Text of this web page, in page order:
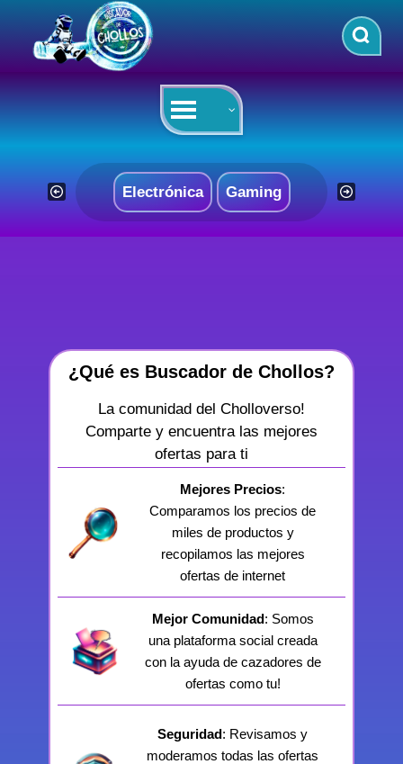
contenido
Electrónica Gaming
¿Qué es Buscador de Chollos?
La comunidad del Cholloverso!
Comparte y encuentra las mejores
ofertas para ti
Mejores Precios:
Comparamos los precios de
miles de productos y
recopilamos las mejores
ofertas de internet
Mejor Comunidad: Somos
una plataforma social creada
con la ayuda de cazadores de
ofertas como tu!
Seguridad: Revisamos y
moderamos todas las ofertas